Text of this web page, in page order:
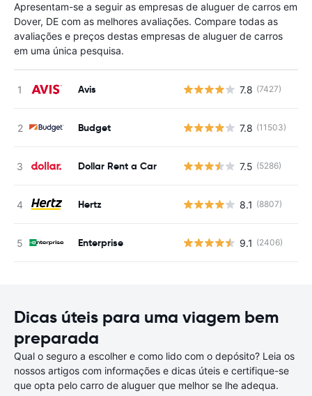
Apresentam-se a seguir as empresas de aluguer de carros em
Dover, DE com as melhores avaliações. Compare todas as
avaliações e preços destas empresas de aluguer de carros
em uma única pesquisa.
Avis 7.8 (7427)
Budget 7.8 (11503)
Dollar Rent a Car 7.5 (5286)
Hertz 8.1 (8807)
Enterprise 9.1 (2406)
Dicas úteis para uma viagem bem
preparada
Qual o seguro a escolher e como lido com o depósito? Leia os
nossos artigos com informações e dicas úteis e certifique-se
que opta pelo carro de aluguer que melhor se lhe adequa.